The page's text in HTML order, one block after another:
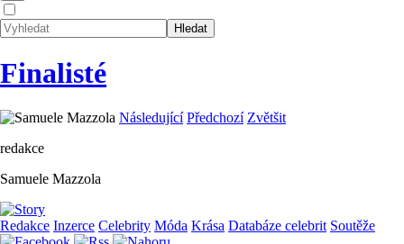
Finalisté
Následující Předchozí Zvětšit
redakce
Samuele Mazzola
Redakce Inzerce Celebrity Móda Krása Databáze celebrit Soutěže